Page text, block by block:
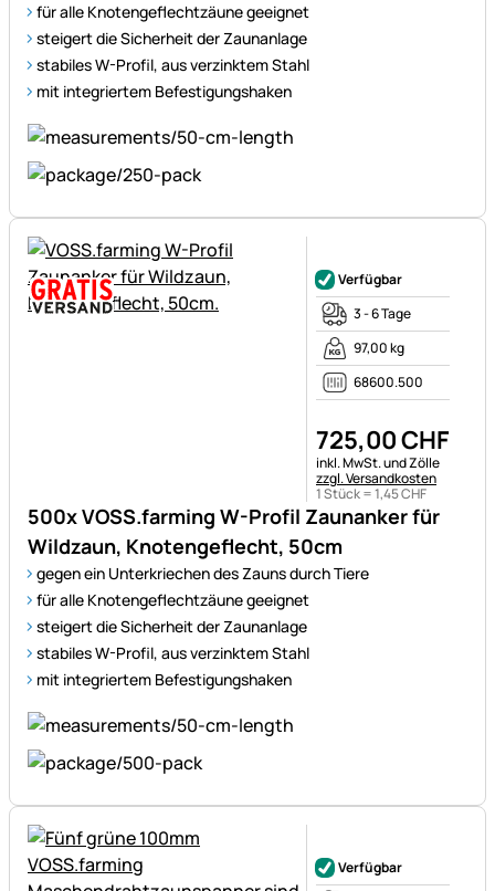
für alle Knotengeflechtzäune geeignet
steigert die Sicherheit der Zaunanlage
stabiles W-Profil, aus verzinktem Stahl
mit integriertem Befestigungshaken
500x VOSS.farming W-Profil Zaunanker für
Wildzaun, Knotengeflecht, 50cm
gegen ein Unterkriechen des Zauns durch Tiere
für alle Knotengeflechtzäune geeignet
steigert die Sicherheit der Zaunanlage
stabiles W-Profil, aus verzinktem Stahl
mit integriertem Befestigungshaken
Verfügbar
3 - 6 Tage
97,00 kg
68600.500
725,00CHF
Steuerhinweis:
inkl. MwSt. und Zölle
zzgl. Versandkosten
1 Stück =1,45CHF
Verfügbar